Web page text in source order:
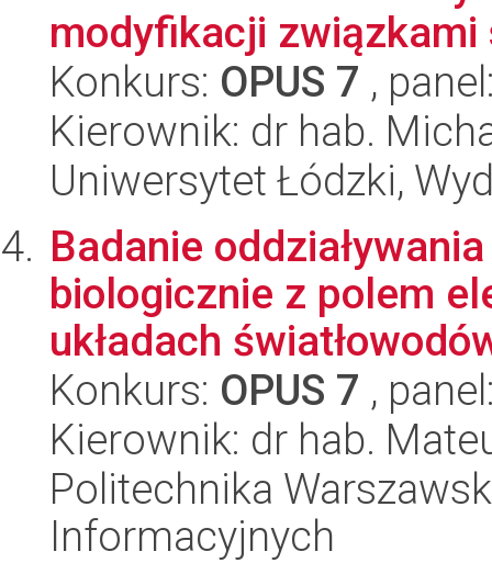
modyfikacji
Konkurs: OPUS 7 ,
Kierownik: dr hab.
Uniwersytet Łódzki,
Badanie
biologicznie z polem
układach
Konkurs: OPUS 7 ,
Kierownik: dr hab.
Politechnika
Informacyjnych